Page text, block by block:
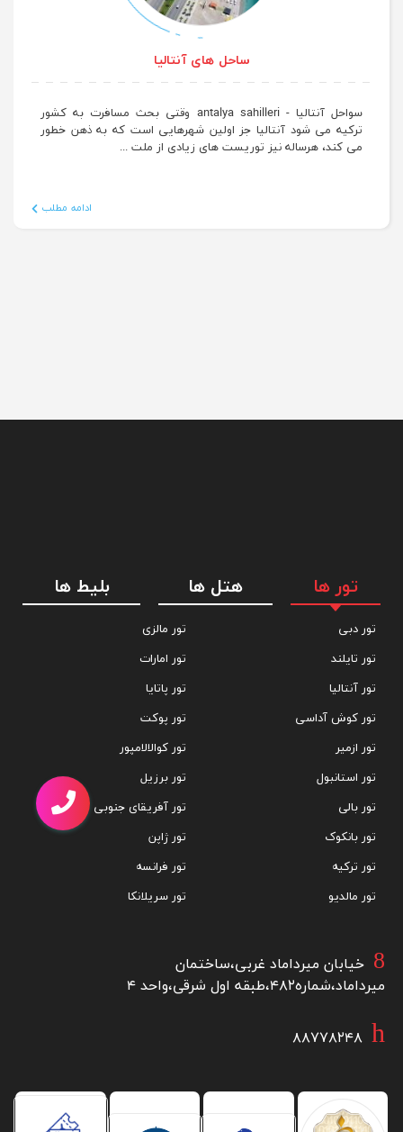
ساحل های آنتالیا
سواحل آنتالیا - antalya sahilleri وقتی بحث مسافرت به کشور
ترکیه می شود آنتالیا جز اولین شهرهایی است که به ذهن خطور
می کند، هرساله نیز توریست های زیادی از ملت ...
ادامه مطلب
تور ها هتل ها بلیط ها
تور دبی
تور تایلند
تور آنتالیا
تور کوش آداسی
تور ازمیر
تور استانبول
تور بالی
تور بانکوک
تور ترکیه
تور مالدیو
تور مالزی
تور امارات
تور پاتایا
تور پوکت
تور کوالالامپور
تور برزیل
تور آفریقای جنوبی
تور ژاپن
تور فرانسه
تور سریلانکا
خیابان میرداماد غربی،ساختمان
میرداماد،شماره۴۸۲،طبقه اول شرقی،واحد ۴